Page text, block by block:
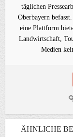
täglichen
Oberbayern
eine Plattform
Landwirtschaft,
Medien
ÄHNLICHE